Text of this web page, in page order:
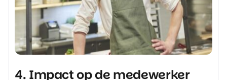
4. Impact op de medewerker